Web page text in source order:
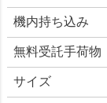
機内持ち込み
無料受託手荷物
サイズ